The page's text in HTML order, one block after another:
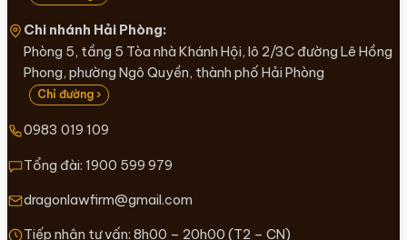
Chi nhánh Hải Phòng:
Phòng 5, tầng 5 Tòa nhà Khánh Hội, lô 2/3C đường Lê Hồng
Phong, phường Ngô Quyền, thành phố Hải Phòng
Chỉ đường ›
0983 019 109
Tổng đài: 1900 599 979
dragonlawfirm@gmail.com
Tiếp nhận tư vấn: 8h00 – 20h00 (T2 – CN)